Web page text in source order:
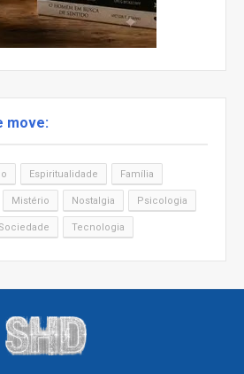
move:
Espiritualidade Família
Mistério Nostalgia Psicologia
Sociedade Tecnologia